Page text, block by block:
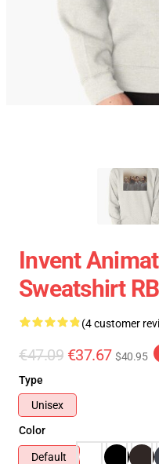
Invent
Sweatshirt
(4 customer
€47.09 €37.67 $40.95
Type
Unisex
Color
Default